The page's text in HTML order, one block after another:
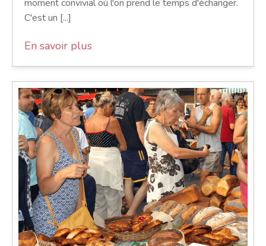
moment convivial où l'on prend le temps d'échanger.
C'est un [...]
En savoir plus